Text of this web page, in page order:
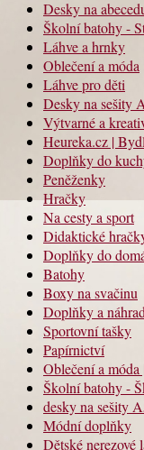
Desky na
Školní batohy -
Láhve a hrnky
Oblečení a móda
Láhve pro děti
Desky na sešity
Výtvarné a
Heureka.cz |
Doplňky do
Peněženky
Hračky
Na cesty a sport
Didaktické
Doplňky do
Batohy
Boxy na svačinu
Doplňky a
Sportovní tašky
Papírnictví
Oblečení a
Školní batohy -
desky na sešity
Módní doplňky
Dětské nerezové